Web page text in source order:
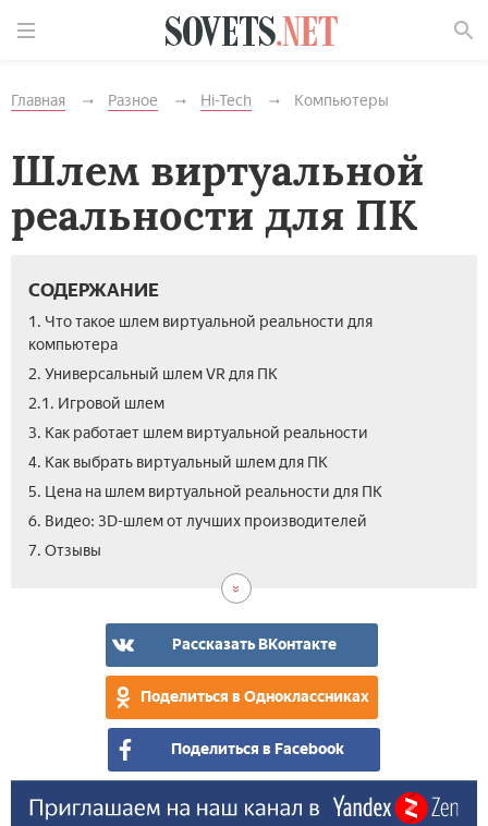
Главная Разное Hi-Tech Компьютеры
Шлем виртуальной
реальности для ПК
СОДЕРЖАНИЕ
1. Что такое шлем виртуальной реальности для
компьютера
2. Универсальный шлем VR для ПК
2.1. Игровой шлем
3. Как работает шлем виртуальной реальности
4. Как выбрать виртуальный шлем для ПК
5. Цена на шлем виртуальной реальности для ПК
6. Видео: 3D-шлем от лучших производителей
7. Отзывы
Рассказать ВКонтакте
Поделиться в Одноклассниках
Поделиться в Facebook